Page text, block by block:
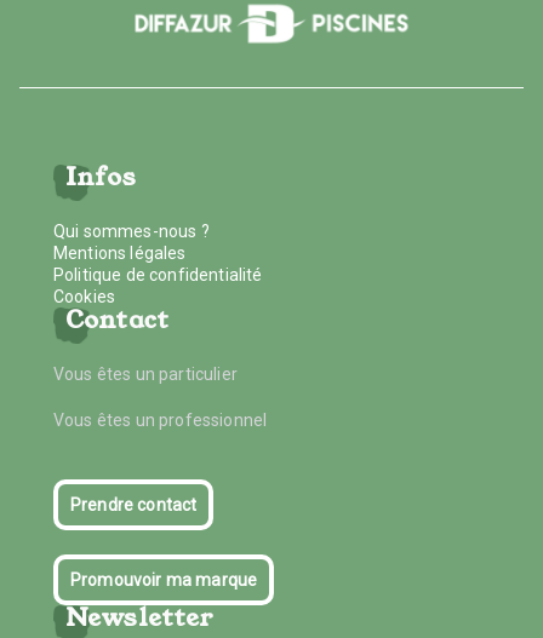
Infos
Qui sommes-nous ?
Mentions légales
Politique de confidentialité
Cookies
Contact
Vous êtes un particulier
Vous êtes un professionnel
Prendre contact
Promouvoir ma marque
Newsletter